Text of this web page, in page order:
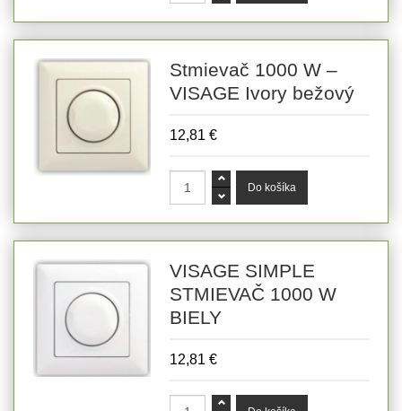
Stmievač 1000 W –
VISAGE Ivory bežový
12,81 €
VISAGE SIMPLE
STMIEVAČ 1000 W
BIELY
12,81 €